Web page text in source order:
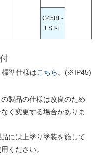
G45BF-
FST-F
標準仕様はこちら。(※IP45)
製品の仕様は改良のため
く変更する場合がありま
には上塗り塗装を施して
ください。